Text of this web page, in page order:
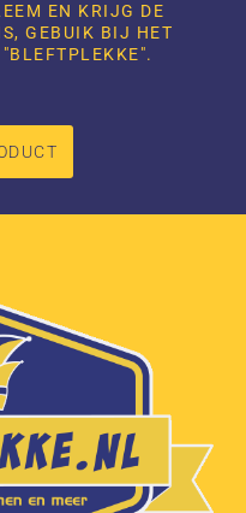
EN KRIJG DE
GEBUIK BIJ HET